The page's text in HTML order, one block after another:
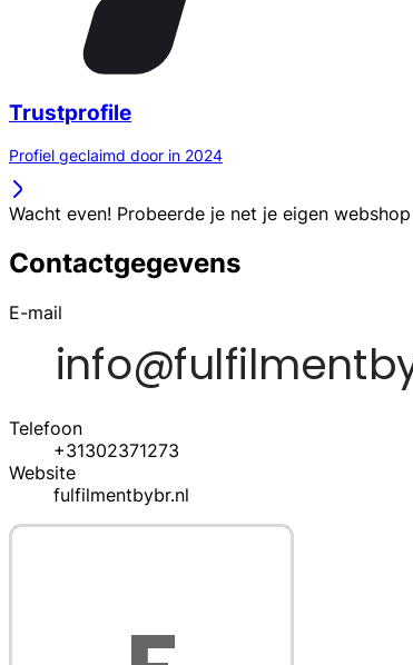
Trustprofile
Profiel geclaimd door in 2024
Wacht even! Probeerde je net je eigen
Contactgegevens
E-mail
Telefoon
+31302371273
Website
fulfilmentbybr.nl